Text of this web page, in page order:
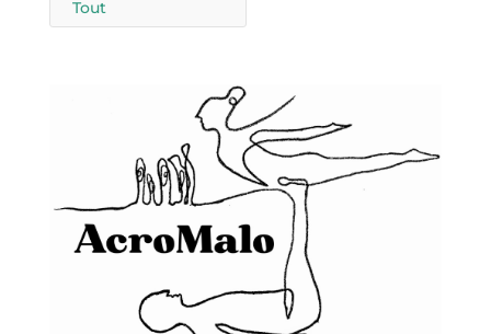
Tout